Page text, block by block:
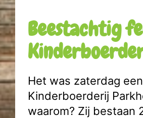
Beestachtig
Het was zaterdag
Kinderboerderij
waarom? Zij bestaan